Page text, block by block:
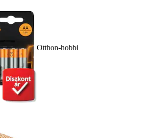
Otthon-hobbi